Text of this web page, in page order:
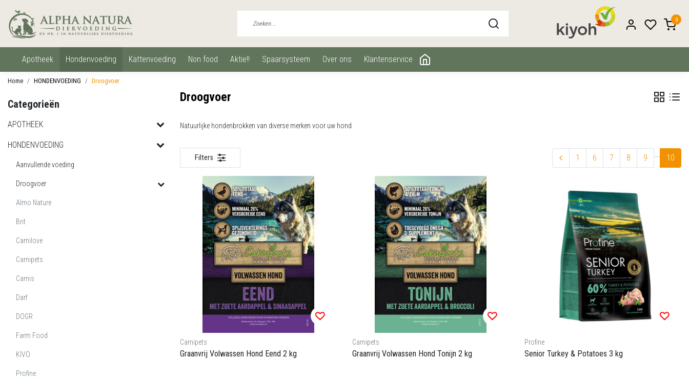
0
apotheek hondenvoeding kattenvoeding non food aktie!! spaarsysteem over ons klantenservice
Home HONDENVOEDING Droogvoer
Categorieën
APOTHEEK
HONDENVOEDING
Aanvullende voeding
Droogvoer
Almo Nature
Brit
Carnilove
Carnipets
Carnis
Darf
DOGR
Farm Food
KIVO
Profine
Droogvoer
Natuurlijke hondenbrokken van diverse merken voor uw hond
Filters 1 6 7 8 9 10
Carnipets
Graanvrij Volwassen Hond Eend 2 kg
Carnipets
Graanvrij Volwassen Hond Tonijn 2 kg
Profine
Senior Turkey & Potatoes 3 kg